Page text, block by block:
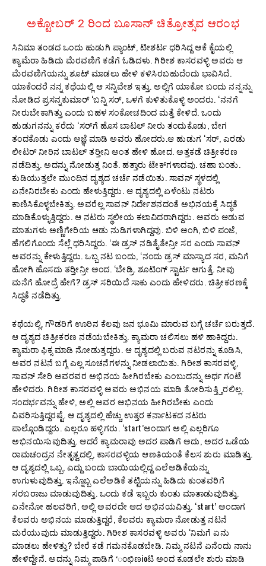
ಅಕ್ಟೋಬರ್‌ 2 ರಿಂದ ಬೂಸಾನ್‌ ಚಿತ್ರೋತ್ಸವ ಆರಂಭ
ಸಿನಿಮಾ ತಂಡದ ಒಂದು ಹುಡುಗಿ ಪ್ಯಾಂಟ್, ಟೀಶರ್ಟ ಧರಿಸಿದ್ದ ಆಕೆ ಕೈಯಲ್ಲಿ
ಕ್ಯಾಮೆರಾ ಹಿಡಿದು ಮೆರವಣಿಗೆ ಕಡೆಗೆ ಓಡಿದಳು. ಗಿರೀಶ ಕಾಸರವಳ್ಳಿ ಅವರು ಆ
ಮೆರವಣಿಗೆಯನ್ನು ಶೂಟ್ ಮಾಡಲು ಹೇಳಿ ಕಳಿಸಿರಬಹುದೆಂದು ಭಾವಿಸಿದೆ.
ಯಾಕೆಂದರೆ ನನ್ನ ಕಥೆಯಲ್ಲಿ ಆ ಸನ್ನಿವೇಶ ಇತ್ತು. ಅಲ್ಲಿಗೆ ಯಾಕೋ ಬಂದು ನನ್ನನ್ನು
ನೋಡಿದ ಪ್ರಸನ್ನಕುಮಾರ್ ‘ಬನ್ನಿ ಸರ್, ಒಳಗೆ ಕುಳಿತುಕೊಳ್ಳಿ ಅಂದರು. ‘ನನಗೆ
ನೀರುಬೇಕಾಗಿತ್ತು ಎಂದು ಬಹಳ ಸಂಕೋಚದಿಂದ ಮತ್ತೆ ಕೇಳಿದೆ. ಒಂದು
ಹುಡುಗನನ್ನು ಕರೆದು ‘ಸರ್‌ಗೆ ಹೊಸ ಬಾಟಲ್ ನೀರು ತಂದುಕೊಡು, ಬೇಗ
ತಂದಕೊಡು ಎಂದು ಆಜ್ಞೆ ಮಾಡಿ ಅವರು ಹೋದರು.ಆ ಹುಡುಗ ‘ಸರ್, ಎರಡು
ಲೀಟರ್ ನೀರಿನ ಬಾಟಲ್ ತರ‍್ತೀನಿ ಅಂತ ಹೇಳಿ ಹೋದ. ಅತ್ತಕಡೆ ಚಿತ್ರೀಕರಣ
ನಡೆದಿತ್ತು. ಅದನ್ನು ನೋಡುತ್ತ ನಿಂತೆ. ಹತ್ತಾರು ಟೇಕ್‌ಗಳಾದವು. ಚಹಾ ಬಂತು.
ಕುಡಿಯುತ್ತಲೇ ಮುಂದಿನ ದೃಶ್ಯದ ಚರ್ಚೆ ನಡೆಯಿತು. ಸಾವನ್ ಸ್ಥಳದಲ್ಲಿ
ಏನೇನಿರಬೇಕು ಎಂದು ಹೇಳುತ್ತಿದ್ದರು. ಆ ದೃಶ್ಯದಲ್ಲಿ ಏಳೆಂಟು ನಟರು
ಕಾಣಿಸಿಕೊಳ್ಳಬೇಕಿತ್ತು. ಅವರೆಲ್ಲ ಸಾವನ್ ನಿರ್ದೇಶನದಂತೆ ಅಭಿನಯಕ್ಕೆ ಸಿದ್ಧತೆ
ಮಾಡಿಕೊಳ್ಳುತ್ತಿದ್ದರು. ಆ ನಟರು ಸ್ಥಲೀಯ ಕಲಾವಿದರಾಗಿದ್ದರು. ಅವರು ಆಡುವ
ಮಾತುಗಳು ಅಣ್ಣಿಗೇರಿಯ ಆಡು ನುಡಿಗಳಾಗಿದ್ದವು. ಬಿಳಿ ಅಂಗಿ, ಬಿಳಿ ಪಂಜೆ,
ಹೆಗಲಿಗೊಂದು ಸೆಲ್ಲೆ ಧರಿಸಿದ್ದರು. ‘ಈ ಡ್ರಸ್ ನಡಿತೈತೇನ್ರೀ ಸರ ಎಂದು ಸಾವನ್
ಅವರನ್ನು ಕೇಳುತ್ತಿದ್ದರು. ಒಬ್ಬ ನಟ ಬಂದು, ‘ನಂದು ಡ್ರಸ್ ಮಾಸ್ಯಾದ ಸರ, ಮನಿಗೆ
ಹೋಗಿ ಹೊಸದು ತರ‍್ತೀನ್ರೀ ಅಂದ. ‘ಬೇಡ್ರಿ. ಶೂಟಿಂಗ್ ಸ್ಟಾರ್ಟ ಆಗುತ್ತೆ. ನೀವು
ಮನೆಗೆ ಹೋದ್ರೆ ಹೇಗೆ? ಡ್ರಸ್ ಸರಿಯಿದೆ ಸಾಕು ಎಂದು ಹೇಳಿದರು. ಚಿತ್ರೀಕರಣಕ್ಕೆ
ಸಿದ್ಧತೆ ನಡೆದಿತ್ತು.
ಕಥೆಯಲ್ಲಿ, ಗೌಡರಿಗೆ ಊರಿನ ಕೆಲವು ಜನ ಭೂಮಿ ಮಾರುವ ಬಗ್ಗೆ ಚರ್ಚೆ ಬರುತ್ತದೆ.
ಆ ದೃಶ್ಯದ ಚಿತ್ರೀಕರಣ ನಡೆಯಬೇಕಿತ್ತು. ಕ್ಯಾಮರಾ ಚಲಿಸಲು ಹಳಿ ಹಾಕಿದ್ದರು.
ಕ್ಯಾಮರಾ ಫಿಕ್ಸ ಮಾಡಿ ನೋಡುತ್ತದ್ದರು. ಆ ದೃಶ್ಯದಲ್ಲಿ ಬರುವ ನಟರನ್ನು ಕೂಡಿಸಿ,
ಅವರ ನಟನೆ ಬಗ್ಗೆ ಎಲ್ಲ ಸೂಚನೆಗಳನ್ನು ನೀಡಲಾಯಿತು. ಗಿರೀಶ ಕಾಸರವಳ್ಳಿ,
ಸಾವನ್ ಸೇರಿ ಅವರವರ ಅಭಿನಯ ಹೀಗಿರಬೇಕು ಎಂಬುದನ್ನು ಅರ್ಧ ಗಂಟೆ
ಹೇಳಿದರು. ಗಿರೀಶ ಕಾಸರವಳ್ಳಿ ಅವರು ಅಭಿನಯ ಮಾಡಿ ತೋರಿಸುತ್ತ್ತಿರಲಿಲ್ಲ.
ಸಂದರ್ಭವನ್ನು ಹೇಳಿ, ಅಲ್ಲಿ ಅವರ ಅಭಿನಯ ಹೀಗಿರಬೇಕು ಎಂದು
ವಿವರಿಸುತ್ತಿದ್ದರಷ್ಟೆ. ಆ ದೃಶ್ಯದಲ್ಲಿ ಹೆಚ್ಚು ಉತ್ತರ ಕರ್ನಾಟಕದ ನಟರು
ಪಾಲ್ಗೊಂಡಿದ್ದರು. ಎಲ್ಲರೂ ಹಳ್ಳಿಗರು. ‘start’ಅಂದಾಗ ಅಲ್ಲಿ ಎಲ್ಲರಿಗೂ
ಅಭಿನಯಿಸುವುದಿತ್ತು. ಆದರೆ ಕ್ಯಾಮರಾವು ಅದರ ಪಾಡಿಗೆ ಅದು, ಅದರ ಒಡೆಯ
ರಾಮಚಂದ್ರನ ನೇತೃತ್ವದಲ್ಲಿ, ಕಾಸರವಳ್ಳಿಯ ಆಣತಿಯಂತೆ ಕೆಲಸ ಶುರು ಮಾಡಿತ್ತು.
ಆ ದೃಶ್ಯದಲ್ಲಿ ಒಬ್ಬ, ಎದ್ದು ಬಂದು ಬಾಯಿಯಲ್ಲಿದ್ದ ಎಲೆಅಡಿಕೆಯನ್ನು
ಉಗುಳುವುದಿತ್ತು. ಇನ್ನೊಬ್ಬ ಎಲೆಅಡಿಕೆ ತಟ್ಟಿಯನ್ನು ಹಿಡಿದು ಕುಂತವರಿಗೆ
ಸರಬರಾಜು ಮಾಡುವುದಿತ್ತು. ಒಂದು ಕಡೆ ಇಬ್ಬರು ಕುಂತು ಮಾತಾಡುವುದಿತ್ತು.
ಏನೇನೋ ಹಲವರಿಗೆ, ಅಲ್ಲಿ ಅವರದೇ ಆದ ಅಭಿನಯವಿತ್ತು. ‘start’ ಅಂದಾಗ
ಕೆಲವರು ಅಭಿನಯ ಮಾಡುತ್ತಿದ್ದರೆ, ಕೆಲವರು ಕ್ಯಾಮರಾ ನೋಡುತ್ತ ನಟನೆ
ಮರೆಯುವುದು ಮಾಡುತ್ತಿದ್ದರು. ಗಿರೀಶ ಕಾಸರವಳ್ಳಿ ಅವರು ‘ನಿಮಗೆ ಏನು
ಮಾಡಲು ಹೇಳಿತ್ತು? ಬೇರೆ ಕಡೆ ಗಮನಕೊಡಬೇಡಿ. ನಿಮ್ಮ ನಟನೆ ಏನೆಂದು ನಾನು
ಹೇಳಿದ್ದೇನೆ. ಅದನ್ನು ನಿಮ್ಮ ಪಾಡಿಗೆ ‘ಂಛಿಣioಟಿ ಅಂದ ಕೂಡಲೇ ಶುರು ಮಾಡಿ